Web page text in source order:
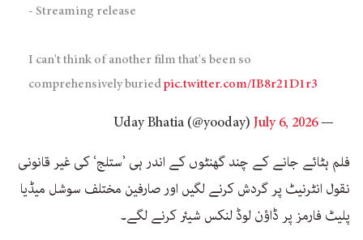
- Streaming release
I can't think of another film that's been so
comprehensively buriedpic.twitter.com/IB8r21D1r3
— Uday Bhatia (@yooday)
July 6, 2026
فلم ہٹائے جانے کے چند گھنٹوں کے اندر ہی ’ستلج‘ کی غیر قانونی
نقول انٹرنیٹ پر گردش کرنے لگیں اور صارفین مختلف سوشل میڈیا
پلیٹ فارمز پر ڈاؤن لوڈ لنکس شیئر کرنے لگے۔